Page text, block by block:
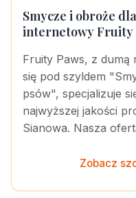
Smycze i obroże
internetowy Fruity
Fruity Paws, z dumą
się pod szyldem
psów", specjalizuje
najwyższej jakości
Sianowa. Nasza
Zobacz